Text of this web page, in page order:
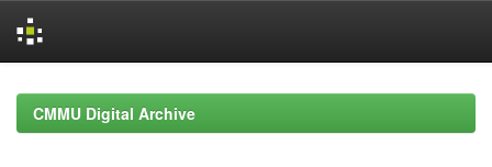
navigationCMMU Digital Archive